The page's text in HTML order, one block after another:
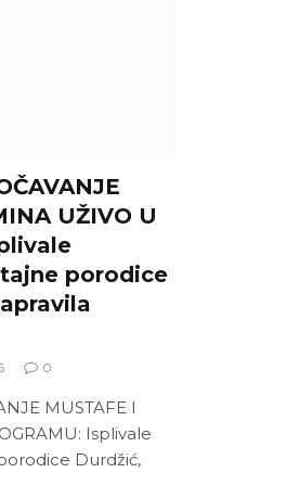
UŽIVO U
tajne porodice
0
MUSTAFE I
Isplivale
Durdžić,